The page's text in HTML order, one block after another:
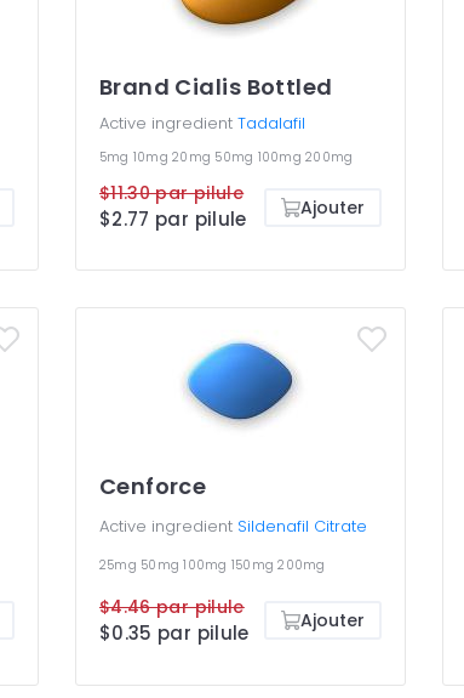
Brand Cialis Bottled
Active ingredient Tadalafil
5mg 10mg 20mg 50mg 100mg 200mg
$11.30 par pilule
$2.77 par pilule Ajouter
Cenforce
Active ingredient Sildenafil Citrate
25mg 50mg100mg 150mg200mg
$4.46 par pilule
$0.35 par pilule Ajouter